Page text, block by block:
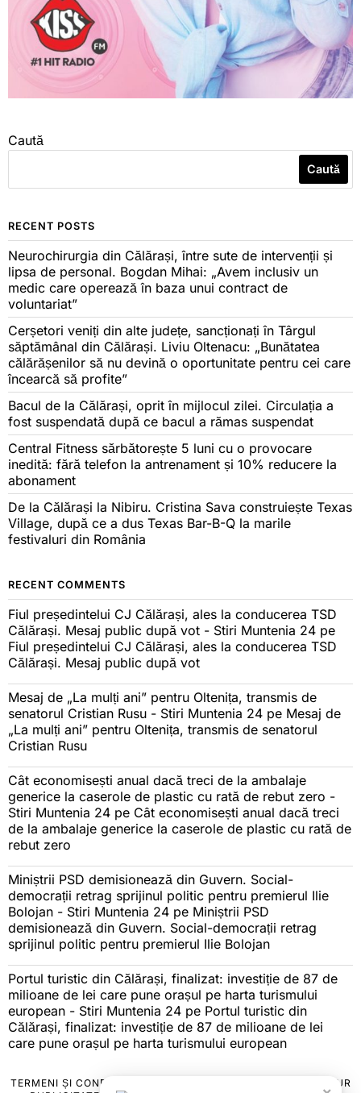
Caută
Caută
RECENT POSTS
Neurochirurgia din Călărași, între sute de intervenții și
lipsa de personal. Bogdan Mihai: „Avem inclusiv un
medic care operează în baza unui contract de
voluntariat”
Cerșetori veniți din alte județe, sancționați în Târgul
săptămânal din Călărași. Liviu Oltenacu: „Bunătatea
călărășenilor să nu devină o oportunitate pentru cei care
încearcă să profite”
Bacul de la Călărași, oprit în mijlocul zilei. Circulația a
fost suspendată după ce bacul a rămas suspendat
Central Fitness sărbătorește 5 luni cu o provocare
inedită: fără telefon la antrenament și 10% reducere la
abonament
De la Călărași la Nibiru. Cristina Sava construiește Texas
Village, după ce a dus Texas Bar-B-Q la marile
festivaluri din România
RECENT COMMENTS
Fiul președintelui CJ Călărași, ales la conducerea TSD
Călărași. Mesaj public după vot - Stiri Muntenia 24 pe
Fiul președintelui CJ Călărași, ales la conducerea TSD
Călărași. Mesaj public după vot
Mesaj de „La mulți ani” pentru Oltenița, transmis de
senatorul Cristian Rusu - Stiri Muntenia 24 pe Mesaj de
„La mulți ani” pentru Oltenița, transmis de senatorul
Cristian Rusu
Cât economisești anual dacă treci de la ambalaje
generice la caserole de plastic cu rată de rebut zero -
Stiri Muntenia 24 pe Cât economisești anual dacă treci
de la ambalaje generice la caserole de plastic cu rată de
rebut zero
Miniștrii PSD demisionează din Guvern. Social-
democrații retrag sprijinul politic pentru premierul Ilie
Bolojan - Stiri Muntenia 24 pe Miniștrii PSD
demisionează din Guvern. Social-democrații retrag
sprijinul politic pentru premierul Ilie Bolojan
Portul turistic din Călărași, finalizat: investiție de 87 de
milioane de lei care pune orașul pe harta turismului
european - Stiri Muntenia 24 pe Portul turistic din
Călărași, finalizat: investiție de 87 de milioane de lei
care pune orașul pe harta turismului european
TERMENI ȘI CONDIȚII
POLITICA DE ANULARE & RETUR